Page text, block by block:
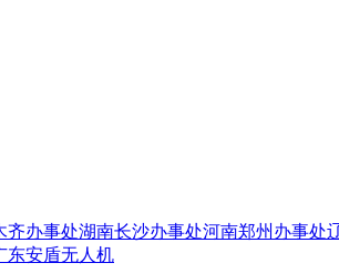
齐办事处湖南长沙办事处河南郑州办事处
东安盾无人机